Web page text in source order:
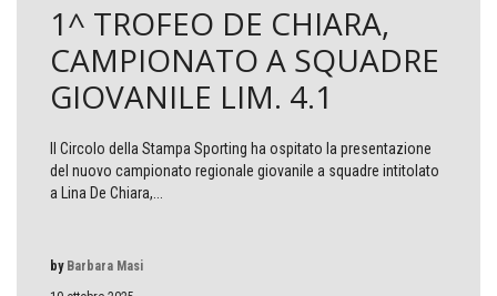
1^ TROFEO DE CHIARA,
CAMPIONATO A SQUADRE
GIOVANILE LIM. 4.1
Il Circolo della Stampa Sporting ha ospitato la presentazione
del nuovo campionato regionale giovanile a squadre intitolato
a Lina De Chiara,...
by Barbara Masi